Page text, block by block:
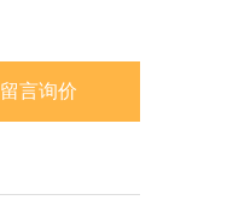
留言询价